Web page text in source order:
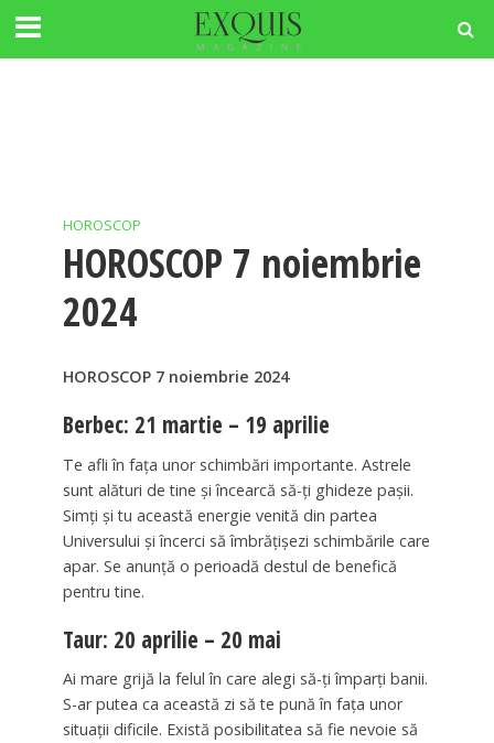
HOROSCOP
HOROSCOP 7 noiembrie
2024
HOROSCOP 7 noiembrie 2024
Berbec: 21 martie – 19 aprilie
Te afli în fața unor schimbări importante. Astrele
sunt alături de tine și încearcă să-ți ghideze pașii.
Simți și tu această energie venită din partea
Universului și încerci să îmbrățișezi schimbările care
apar. Se anunță o perioadă destul de benefică
pentru tine.
Taur: 20 aprilie – 20 mai
Ai mare grijă la felul în care alegi să-ți împarți banii.
S-ar putea ca această zi să te pună în fața unor
situații dificile. Există posibilitatea să fie nevoie să